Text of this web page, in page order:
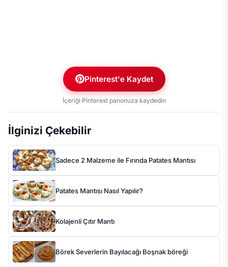
Pinterest'e Kaydet
İçeriği Pinterest panonuza kaydedin
İlginizi Çekebilir
Sadece 2 Malzeme ile Fırında Patates Mantısı
Patates Mantısı Nasıl Yapılır?
Kolajenli Çıtır Mantı
Börek Severlerin Bayılacağı Boşnak böreği